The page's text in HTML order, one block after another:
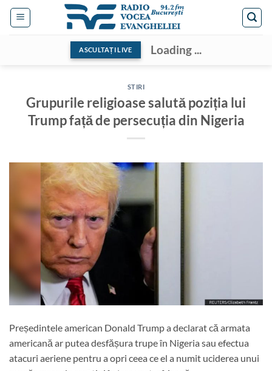
Skip
ASCULTAȚI LIVE Loading ...
STIRI
Grupurile religioase salută poziția lui
Trump față de persecuția din Nigeria
Președintele american Donald Trump a declarat că armata
americană ar putea desfășura trupe în Nigeria sau efectua
atacuri aeriene pentru a opri ceea ce el a numit uciderea unui